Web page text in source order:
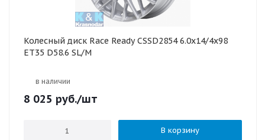
Колесный диск Race Ready CSSD2854 6.0x14/4x98
ET35 D58.6 SL/M
в наличии
8 025 руб./шт
В корзину